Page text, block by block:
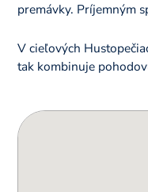
premávky. Príjemným
V cieľových
tak kombinuje